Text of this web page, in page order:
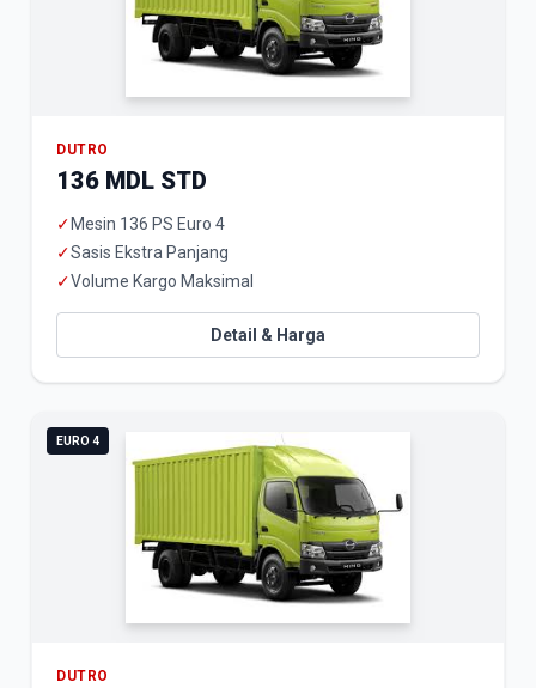
DUTRO
136 MDL STD
✓ Mesin 136 PS Euro 4
✓Sasis Ekstra Panjang
✓Volume Kargo Maksimal
Detail & Harga
EURO 4
DUTRO